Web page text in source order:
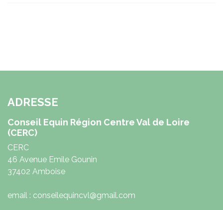
ADRESSE
Conseil Equin Région Centre Val de Loire
(CERC)
CERC
46 Avenue Emile Gounin
37402 Amboise
email : conseilequincvl@gmail.com